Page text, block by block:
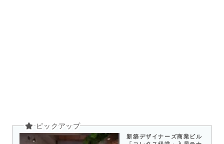
新築デザイナーズ商業ビル